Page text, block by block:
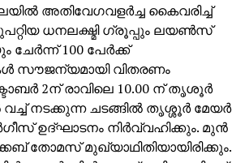
സനോജ്.
10 മണിക്ക് ഇടവ മുസ്‌ലിം
അതിവേഗവളര്‍ച്ച കൈവരിച്ച്
ധനലക്ഷ്മി ഗ്രൂപ്പും ലയണ്‍സ്
ചേര്‍ന്ന് 100 പേര്‍ക്ക്
സൗജന്യമായി വിതരണം
2ന് രാവിലെ 10.00 ന് തൃശൂര്‍
നടക്കുന്ന ചടങ്ങില്‍ തൃശ്ശൂര്‍ മേയര്‍
ഉദ്ഘാടനം നിര്‍വ്വഹിക്കും. മുന്‍
തോമസ് മുഖ്യാഥിതിയായിരിക്കും.